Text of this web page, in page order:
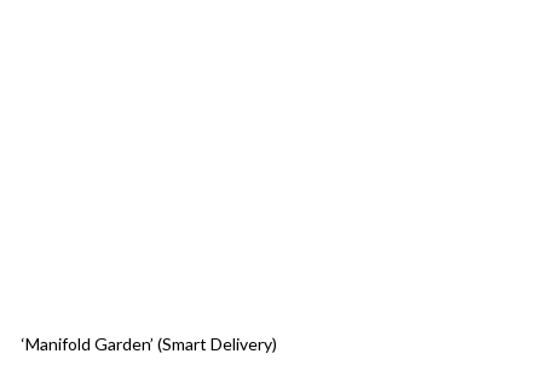
‘Manifold Garden’ (Smart Delivery)